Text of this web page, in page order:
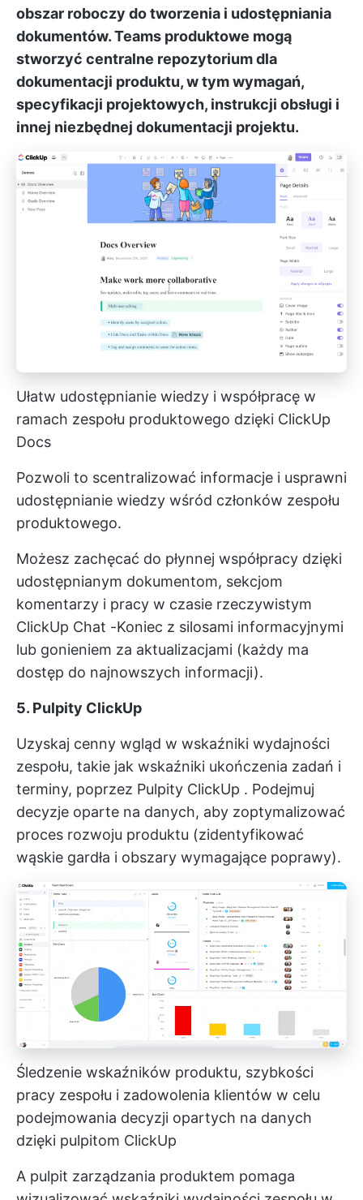
obszar roboczy do tworzenia i udostępniania
dokumentów. Teams produktowe mogą
stworzyć centralne repozytorium dla
dokumentacji produktu, w tym wymagań,
specyfikacji projektowych, instrukcji obsługi i
innej niezbędnej dokumentacji projektu.
Ułatw udostępnianie wiedzy i współpracę w
ramach zespołu produktowego dzięki ClickUp
Docs
Pozwoli to scentralizować informacje i usprawni
udostępnianie wiedzy wśród członków zespołu
produktowego.
Możesz zachęcać do płynnej współpracy dzięki
udostępnianym dokumentom, sekcjom
komentarzy i pracy w czasie rzeczywistym
ClickUp Chat -Koniec z silosami informacyjnymi
lub gonieniem za aktualizacjami (każdy ma
dostęp do najnowszych informacji).
5. Pulpity ClickUp
Uzyskaj cenny wgląd w wskaźniki wydajności
zespołu, takie jak wskaźniki ukończenia zadań i
terminy, poprzez Pulpity ClickUp . Podejmuj
decyzje oparte na danych, aby zoptymalizować
proces rozwoju produktu (zidentyfikować
wąskie gardła i obszary wymagające poprawy).
Śledzenie wskaźników produktu, szybkości
pracy zespołu i zadowolenia klientów w celu
podejmowania decyzji opartych na danych
dzięki pulpitom ClickUp
A pulpit zarządzania produktem pomaga